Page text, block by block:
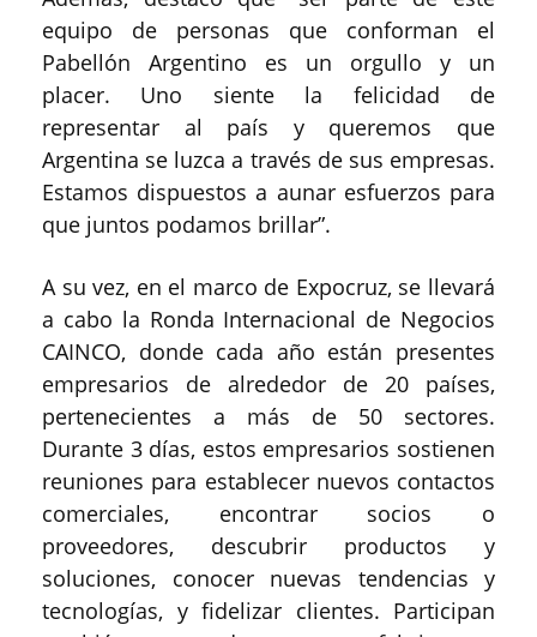
equipo de personas que conforman el
Pabellón Argentino es un orgullo y un
placer. Uno siente la felicidad de
representar al país y queremos que
Argentina se luzca a través de sus empresas.
Estamos dispuestos a aunar esfuerzos para
que juntos podamos brillar”.
A su vez, en el marco de Expocruz, se llevará
a cabo la Ronda Internacional de Negocios
CAINCO, donde cada año están presentes
empresarios de alrededor de 20 países,
pertenecientes a más de 50 sectores.
Durante 3 días, estos empresarios sostienen
reuniones para establecer nuevos contactos
comerciales, encontrar socios o
proveedores, descubrir productos y
soluciones, conocer nuevas tendencias y
tecnologías, y fidelizar clientes. Participan